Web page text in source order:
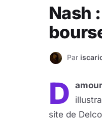
Nash
I Par
D amour
site de